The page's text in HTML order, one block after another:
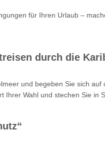
für Ihren Urlaub –
durch die
und begeben Sie sich
Ihrer Wahl und stechen Sie in